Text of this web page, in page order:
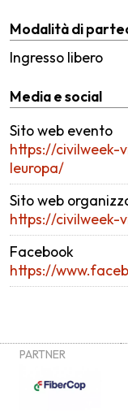
Modalità di
Ingresso libero
Media e social
Sito web evento
https://civilweek-
leuropa/
Sito web
https://civilweek-
Facebook
https://